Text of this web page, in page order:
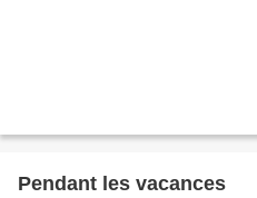
Pendant les vacances